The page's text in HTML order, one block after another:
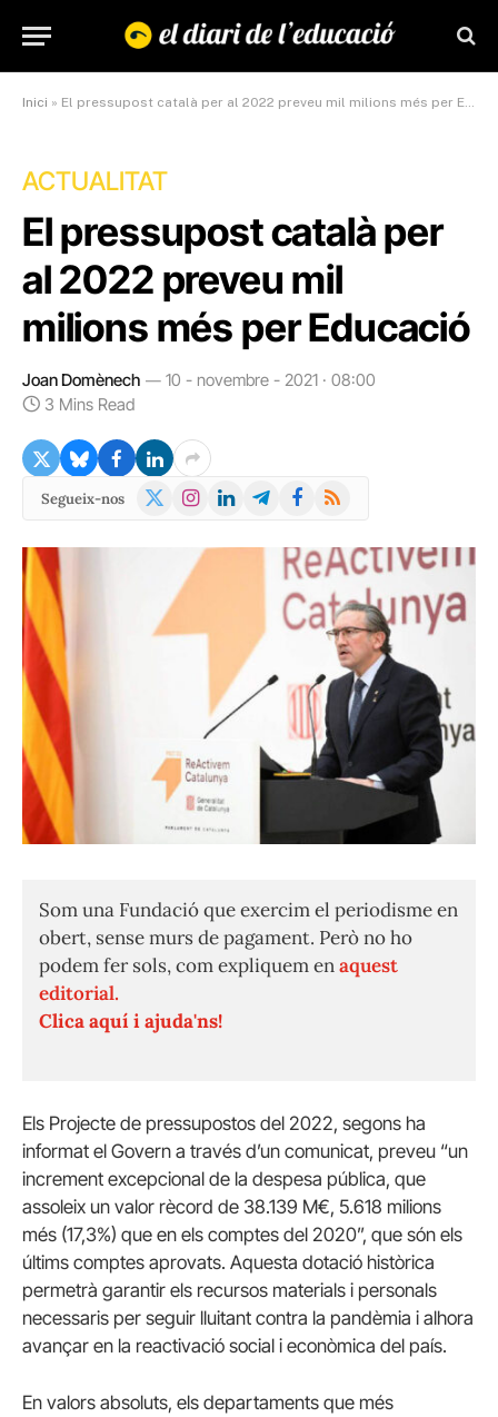
Inici » El pressupost català per al 2022 preveu mil milions més per Educació
ACTUALITAT
El pressupost català per
al 2022 preveu mil
milions més per Educació
Joan Domènech
10 - novembre - 2021 · 08:00
3 Mins Read
Segueix-nos
X
Instagram
LinkedInTelegramFacebook
RSS
Som una Fundació que exercim el periodisme en
obert, sense murs de pagament. Però no ho
podem fer sols, com expliquem enaquest
editorial.
Clica aquí i ajuda'ns!
Els Projecte de pressupostos del 2022, segons ha
informat el Govern a través d’un comunicat, preveu “un
increment excepcional de la despesa pública, que
assoleix un valor rècord de 38.139 M€, 5.618 milions
més (17,3%) que en els comptes del 2020”, que són els
últims comptes aprovats. Aquesta dotació històrica
permetrà garantir els recursos materials i personals
necessaris per seguir lluitant contra la pandèmia i alhora
avançar en la reactivació social i econòmica del país.
En valors absoluts, els departaments que més